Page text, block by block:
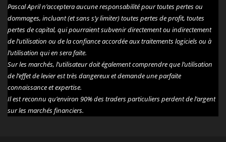
Pascal April n’acceptera aucune responsabilité pour toutes pertes ou
dommages, incluant (et sans s’y limiter) toutes pertes de profit, toutes
pertes de capital, qui pourraient subvenir directement ou indirectement
de l’utilisation ou de la confiance accordée aux traitements logiciels ou à
l’utilisation qui en sera faite.
Sur les marchés, l’utilisateur doit également comprendre que l’utilisation
de l’effet de levier est très dangereux et demande une parfaite
connaissance et expertise.
Il est reconnu qu’environ 90% des traders particuliers perdent de l’argent
sur les marchés financiers.